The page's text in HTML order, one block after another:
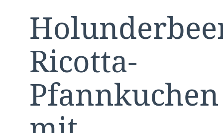
Ricotta-
Pfannkuchen